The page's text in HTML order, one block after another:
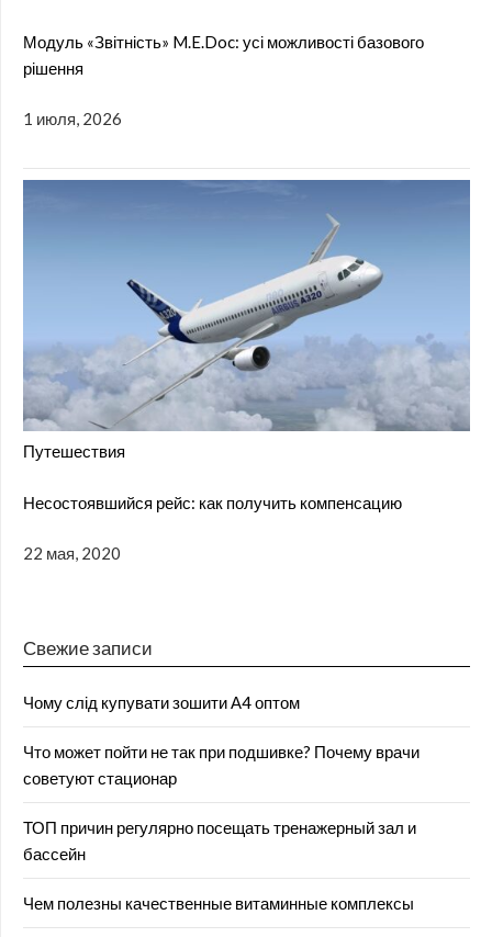
Модуль «Звітність» M.E.Doc: усі можливості базового
рішення
1 июля, 2026
Путешествия
Несостоявшийся рейс: как получить компенсацию
22 мая, 2020
Свежие записи
Чому слід купувати зошити А4 оптом
Что может пойти не так при подшивке? Почему врачи
советуют стационар
ТОП причин регулярно посещать тренажерный зал и
бассейн
Чем полезны качественные витаминные комплексы